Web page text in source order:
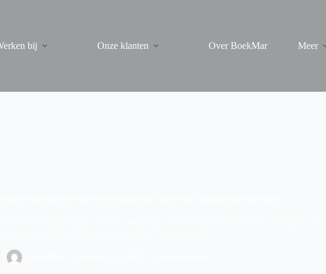
bij Onze klanten Over BoekMar Meer